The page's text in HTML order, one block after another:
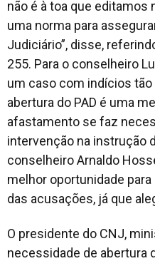
não é à toa que editamos
uma norma para
Judiciário”, disse,
255. Para o conselheiro
um caso com indícios
abertura do PAD é uma
afastamento se faz
intervenção na instrução
conselheiro Arnaldo
melhor oportunidade
das acusações, já que
O presidente do CNJ,
necessidade de abertura